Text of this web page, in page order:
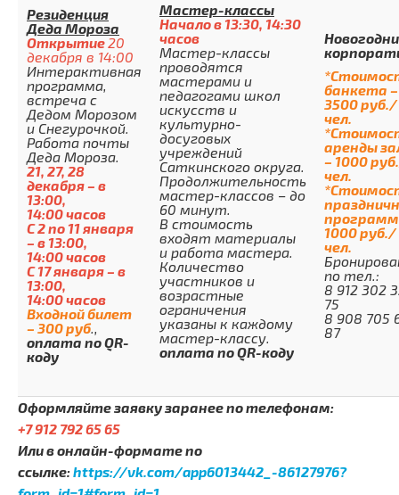
Версия для слабовидящих
Вконтакте
YouTube
Резиденция
Деда Мороза
Открытие20
декабря в 14:00
Интерактивная
программа,
встреча с
Дедом Морозом
и Снегурочкой.
Работа почты
Деда Мороза.
21, 27, 28
декабря – в
13:00,
14:00 часов
С 2 по 11 января
– в 13:00,
14:00 часов
С 17 января – в
13:00,
14:00 часов
Входной билет
– 300 руб.,
оплата поQR-
коду
Мастер-классы
Начало в 13:30, 14:30
часов
Мастер-классы
проводятся
мастерами и
педагогами школ
искусств и
культурно-
досуговых
учреждений
Саткинского округа.
Продолжительность
мастер-классов – до
60 минут.
В стоимость
входят материалы
и работа мастера.
Количество
участников и
возрастные
ограничения
указаны к каждому
мастер-классу.
оплата поQR-коду
банкета –
3500 руб./
чел.
аренды
– 1000
чел.
1000 руб./
чел.
по тел.:
8 912 302
75
8 908 705
87
Оформляйте заявку заранее по телефонам:
+7 912 792 65 65
Или в онлайн-формате по
ссылке:https://vk.com/app6013442_-86127976?